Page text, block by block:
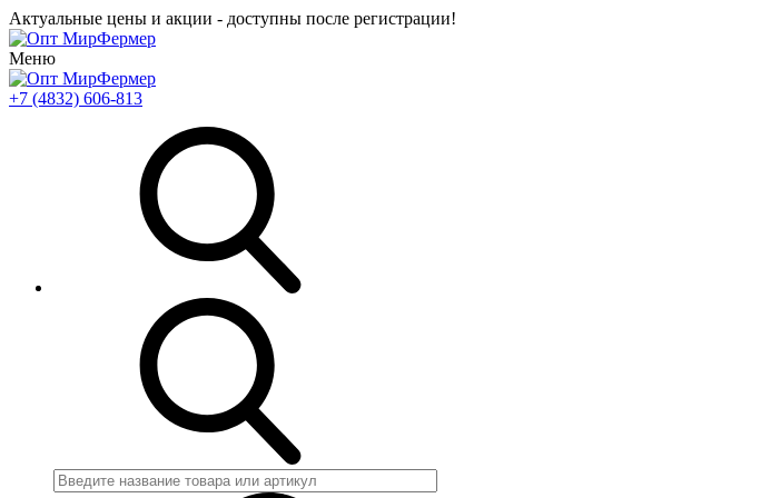
Актуальные цены и акции - доступны после регистрации!
Меню
+7 (4832) 606-813